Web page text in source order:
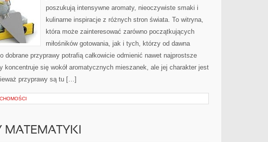
poszukują intensywne aromaty, nieoczywiste smaki i
kulinarne inspiracje z różnych stron świata. To witryna,
która może zainteresować zarówno początkujących
miłośników gotowania, jak i tych, którzy od dawna
dobrane przyprawy potrafią całkowicie odmienić nawet najprostsze
koncentruje się wokół aromatycznych mieszanek, ale jej charakter jest
przyprawy są tu […]
MATEMATYKI